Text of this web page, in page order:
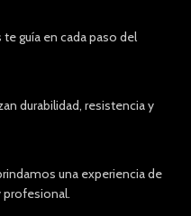
guía en cada paso del
durabilidad, resistencia y
una experiencia de
profesional.